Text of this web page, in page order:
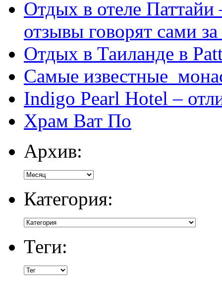
Отдых в отеле
отзывы говорят сами за
Отдых в Таиланде в
Самые известные
Indigo Pearl Hotel –
Храм Ват По
Архив:
Категория:
Теги: